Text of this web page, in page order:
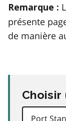
Remarque :
présente
de manière
Choisir